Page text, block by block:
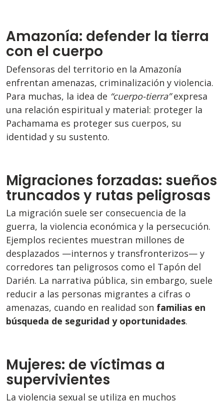
Amazonía: defender la tierra
con el cuerpo
Defensoras del territorio en la Amazonía
enfrentan amenazas, criminalización y violencia.
Para muchas, la idea de “cuerpo-tierra”expresa
una relación espiritual y material: proteger la
Pachamama es proteger sus cuerpos, su
identidad y su sustento.
Migraciones forzadas: sueños
truncados y rutas peligrosas
La migración suele ser consecuencia de la
guerra, la violencia económica y la persecución.
Ejemplos recientes muestran millones de
desplazados —internos y transfronterizos— y
corredores tan peligrosos como el Tapón del
Darién. La narrativa pública, sin embargo, suele
reducir a las personas migrantes a cifras o
amenazas, cuando en realidad son familias en
búsqueda de seguridad y oportunidades.
Mujeres: de víctimas a
supervivientes
La violencia sexual se utiliza en muchos